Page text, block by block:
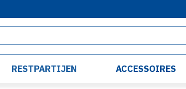
RESTPARTIJEN ACCESSOIRES